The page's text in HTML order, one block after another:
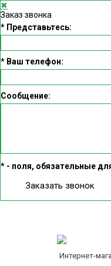
✖
Заказ звонка
* Представьтесь:
* Ваш телефон:
Сообщение:
* - поля, обязательные
Заказать звонок
Интернет-